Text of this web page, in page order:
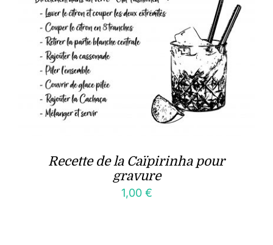
Recette de la Caïpirinha pour
gravure
1,00 €